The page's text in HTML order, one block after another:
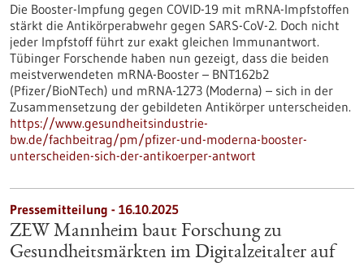
Die Booster-Impfung gegen COVID-19 mit mRNA-Impfstoffen
stärkt die Antikörperabwehr gegen SARS-CoV-2. Doch nicht
jeder Impfstoff führt zur exakt gleichen Immunantwort.
Tübinger Forschende haben nun gezeigt, dass die beiden
meistverwendeten mRNA-Booster – BNT162b2
(Pfizer/BioNTech) und mRNA-1273 (Moderna) – sich in der
Zusammensetzung der gebildeten Antikörper unterscheiden.
https://www.gesundheitsindustrie-
bw.de/fachbeitrag/pm/pfizer-und-moderna-booster-
unterscheiden-sich-der-antikoerper-antwort
Pressemitteilung - 16.10.2025
ZEW Mannheim baut Forschung zu
Gesundheitsmärkten im Digitalzeitalter auf